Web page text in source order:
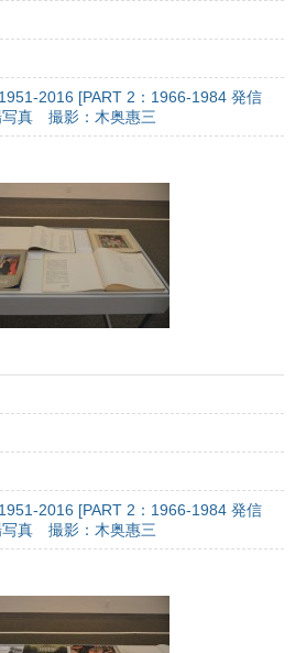
2016 [PART 2：1966-1984 発信
真 撮影：木奥惠三
2016 [PART 2：1966-1984 発信
真 撮影：木奥惠三